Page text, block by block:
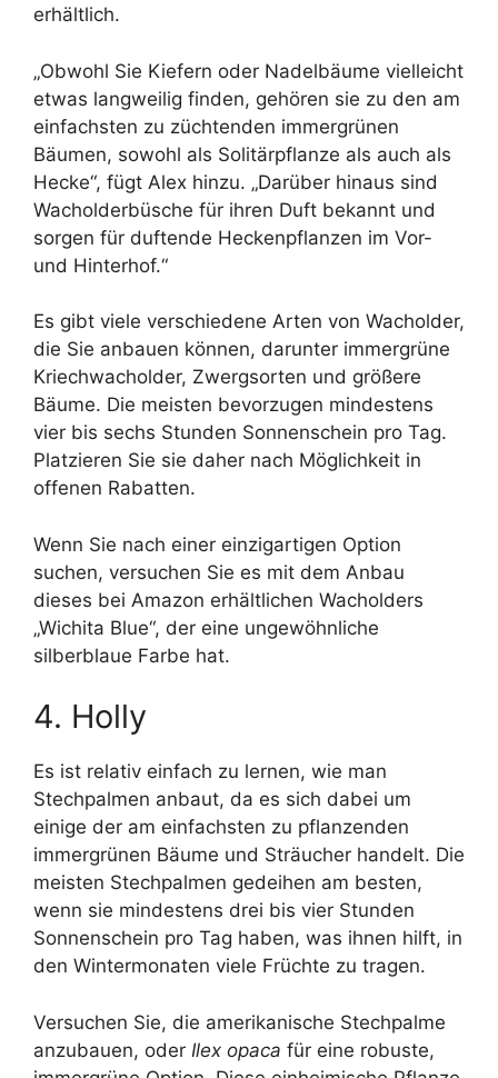
erhältlich.
„Obwohl Sie Kiefern oder Nadelbäume vielleicht
etwas langweilig finden, gehören sie zu den am
einfachsten zu züchtenden immergrünen
Bäumen, sowohl als Solitärpflanze als auch als
Hecke“, fügt Alex hinzu. „Darüber hinaus sind
Wacholderbüsche für ihren Duft bekannt und
sorgen für duftende Heckenpflanzen im Vor-
und Hinterhof.“
Es gibt viele verschiedene Arten von Wacholder,
die Sie anbauen können, darunter immergrüne
Kriechwacholder, Zwergsorten und größere
Bäume. Die meisten bevorzugen mindestens
vier bis sechs Stunden Sonnenschein pro Tag.
Platzieren Sie sie daher nach Möglichkeit in
offenen Rabatten.
Wenn Sie nach einer einzigartigen Option
suchen, versuchen Sie es mit dem Anbau
dieses bei Amazon erhältlichen Wacholders
„Wichita Blue“, der eine ungewöhnliche
silberblaue Farbe hat.
4. Holly
Es ist relativ einfach zu lernen, wie man
Stechpalmen anbaut, da es sich dabei um
einige der am einfachsten zu pflanzenden
immergrünen Bäume und Sträucher handelt. Die
meisten Stechpalmen gedeihen am besten,
wenn sie mindestens drei bis vier Stunden
Sonnenschein pro Tag haben, was ihnen hilft, in
den Wintermonaten viele Früchte zu tragen.
Versuchen Sie, die amerikanische Stechpalme
anzubauen, oder Ilex opaca für eine robuste,